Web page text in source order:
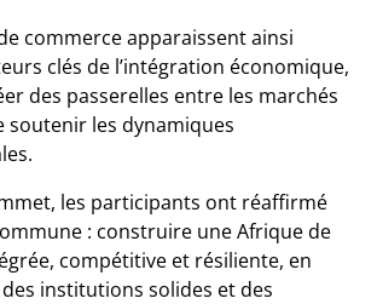
commerce apparaissent ainsi
clés de l’intégration économique,
des passerelles entre les marchés
soutenir les dynamiques
les participants ont réaffirmé
: construire une Afrique de
compétitive et résiliente, en
institutions solides et des